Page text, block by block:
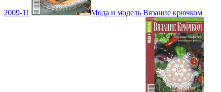
2009-11 Мода и модель Вязание крючком